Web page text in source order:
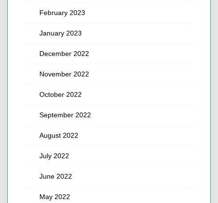
February 2023
January 2023
December 2022
November 2022
October 2022
September 2022
August 2022
July 2022
June 2022
May 2022